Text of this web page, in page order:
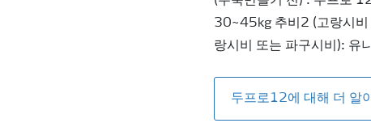
30~45kg 추비2 (고랑시
랑시비 또는 파구시비): 유
두프로12에 대해 더 알